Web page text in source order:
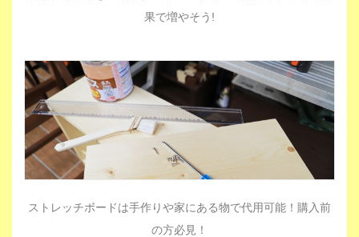
果で増やそう!
ストレッチボードは手作りや家にある物で代用可能！購入前
の方必見！